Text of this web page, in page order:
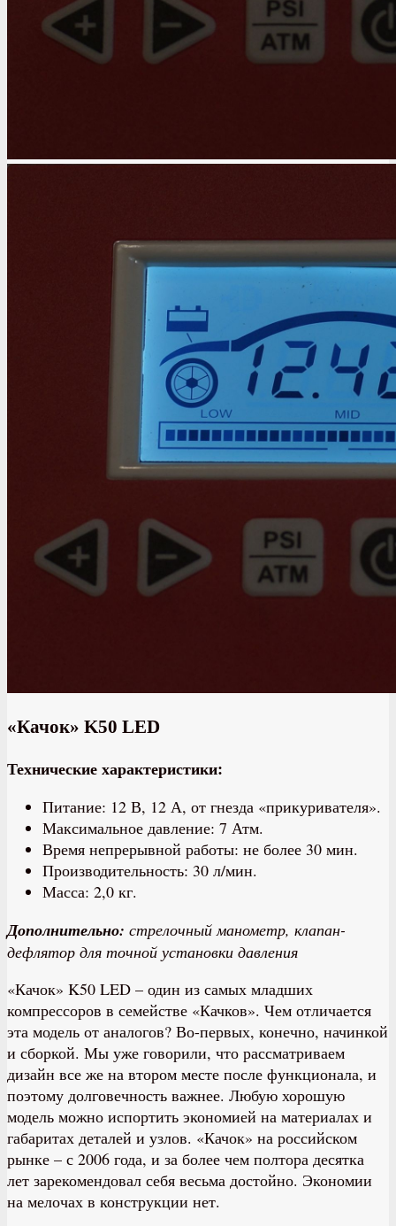
«Качок» K50 LED
Технические характеристики:
Питание: 12 В, 12 А, от гнезда «прикуривателя».
Максимальное давление: 7 Атм.
Время непрерывной работы: не более 30 мин.
Производительность: 30 л/мин.
Масса: 2,0 кг.
Дополнительно: стрелочный манометр, клапан-
дефлятор для точной установки давления
«Качок» K50 LED – один из самых младших
компрессоров в семействе «Качков». Чем отличается
эта модель от аналогов? Во-первых, конечно, начинкой
и сборкой. Мы уже говорили, что рассматриваем
дизайн все же на втором месте после функционала, и
поэтому долговечность важнее. Любую хорошую
модель можно испортить экономией на материалах и
габаритах деталей и узлов. «Качок» на российском
рынке – с 2006 года, и за более чем полтора десятка
лет зарекомендовал себя весьма достойно. Экономии
на мелочах в конструкции нет.